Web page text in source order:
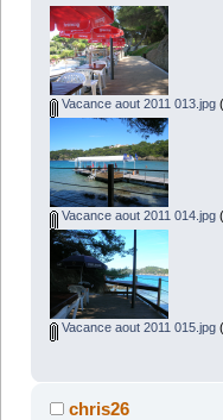
Vacance aout 2011 013.jpg
Vacance aout 2011 014.jpg
Vacance aout 2011 015.jpg
chris26